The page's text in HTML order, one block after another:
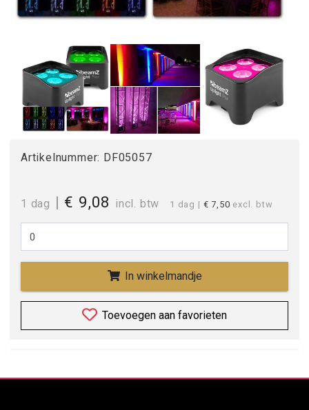
Artikelnummer: DF05057
1 dag | € 9,08 incl. btw 1 dag | € 7,50 excl. btw
In winkelmandje
Toevoegen aan favorieten